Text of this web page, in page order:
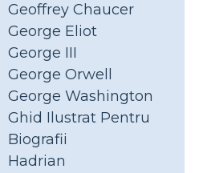
Geoffrey Chaucer
George Eliot
George III
George Orwell
George Washington
Ghid Ilustrat Pentru
Biografii
Hadrian